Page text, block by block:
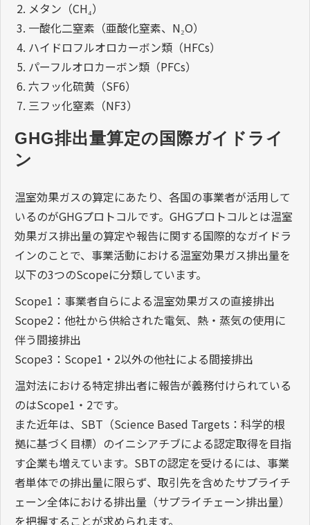
メタン（CH₄）
一酸化二窒素（亜酸化窒素、N₂O）
ハイドロフルオロカーボン類（HFCs）
パーフルオロカーボン類（PFCs）
六フッ化硫黄（SF6）
三フッ化窒素（NF3）
GHG排出量算定の国際ガイドライ
ン
温室効果ガスの算定にあたり、各国の事業者が活用して
いるのがGHGプロトコルです。GHGプロトコルとは温室
効果ガス排出量の算定や報告に関する国際的なガイドラ
インのことで、事業活動における温室効果ガス排出量を
以下の3つのScopeに分類しています。
Scope1：事業者自らによる温室効果ガスの直接排出
Scope2：他社から供給された電気、熱・蒸気の使用に
伴う間接排出
Scope3：Scope1・2以外の他社による間接排出
温対法における特定排出者に報告が義務付けられている
のはScope1・2です。
また近年は、SBT（Science Based Targets：科学的根
拠に基づく目標）のイニシアチブによる認定取得を目指
す企業も増えています。SBTの認定を受けるには、事業
者単体での排出量に限らず、取引先を含めたサプライチ
ェーン全体における排出量（サプライチェーン排出量）
を把握することが求められます。